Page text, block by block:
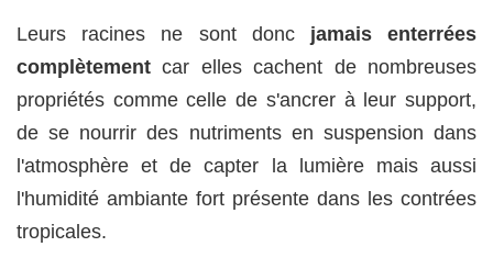
Leurs racines ne sont donc jamais enterrées
complètement car elles cachent de nombreuses
propriétés comme celle de s'ancrer à leur support,
de se nourrir des nutriments en suspension dans
l'atmosphère et de capter la lumière mais aussi
l'humidité ambiante fort présente dans les contrées
tropicales.